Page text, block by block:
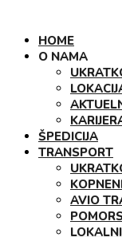
HOME
O NAMA
ŠPEDICIJA
TRANSPORT
AVIO